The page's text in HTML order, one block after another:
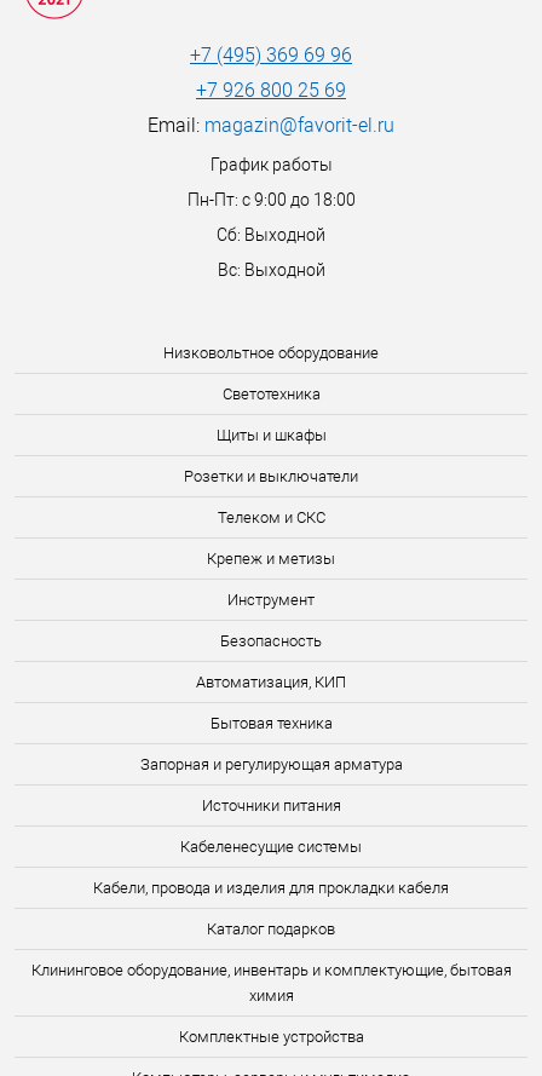
Низковольтное оборудование
Светотехника
Щиты и шкафы
Розетки и выключатели
Телеком и СКС
Крепеж и метизы
Инструмент
Безопасность
Автоматизация, КИП
Бытовая техника
Запорная и регулирующая арматура
Источники питания
Кабеленесущие системы
Кабели, провода и изделия для прокладки кабеля
Каталог подарков
Клининговое оборудование, инвентарь и комплектующие, бытовая
химия
Комплектные устройства
+7 (495) 369 69 96
+7 926 800 25 69
Email: magazin@favorit-el.ru
График работы
Пн-Пт: с 9:00 до 18:00
Сб: Выходной
Вс: Выходной